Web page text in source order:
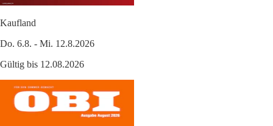
Kaufland
Do. 6.8. - Mi. 12.8.2026
Gültig bis 12.08.2026